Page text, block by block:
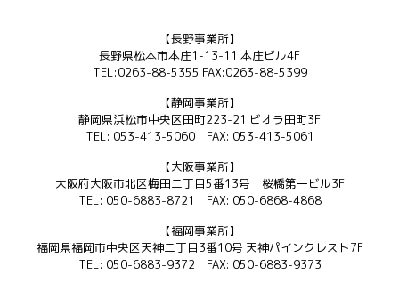
【長野事業所】
長野県松本市本庄1-13-11 本庄ビル4F
TEL:0263-88-5355 FAX:0263-88-5399
【静岡事業所】
静岡県浜松市中央区田町223-21 ビオラ田町3F
TEL: 053-413-5060 FAX: 053-413-5061
【大阪事業所】
大阪府大阪市北区梅田二丁目5番13号 桜橋第一ビル3F
TEL: 050-6883-8721 FAX: 050-6868-4868
【福岡事業所】
福岡県福岡市中央区天神二丁目3番10号 天神パインクレスト7F
TEL: 050-6883-9372 FAX: 050-6883-9373